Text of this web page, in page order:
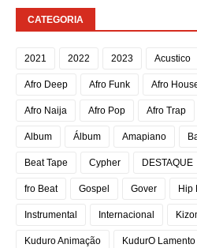
CATEGORIA
2021 2022 2023 Acustico
Afro Deep Afro Funk Afro
Afro Naija Afro Pop Afro Trap
Album Álbum Amapiano
Beat Tape Cypher DESTAQUE
fro Beat Gospel Gover Hip
Instrumental Internacional
Kuduro Animação KudurO Lamento